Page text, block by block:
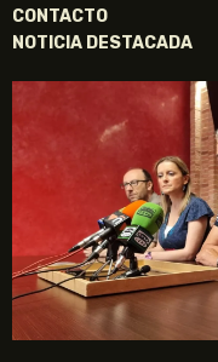
CONTACTO
NOTICIA DESTACADA